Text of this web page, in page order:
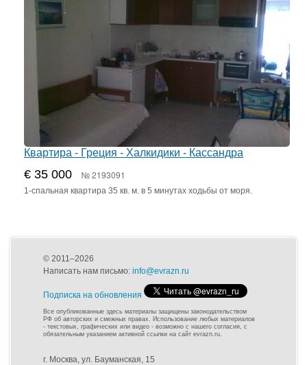
Квартира - Греция - Халкидики - Кассандра
€ 35 000 № 2193091
1-спальная квартира 35 кв. м. в 5 минутах ходьбы от моря.
© 2011–2026
Написать нам письмо: info@evrazn.ru
Подписка на обновления
Все опубликованные здесь материалы защищены законодательством
РФ об авторских и смежных правах. Использование любых материалов
- текстовых, графических или видео - возможно с нашего согласия, с
обязательным указанием активной ссылки на сайт evrazn.ru.
г. Москва, ул. Бауманская, 15